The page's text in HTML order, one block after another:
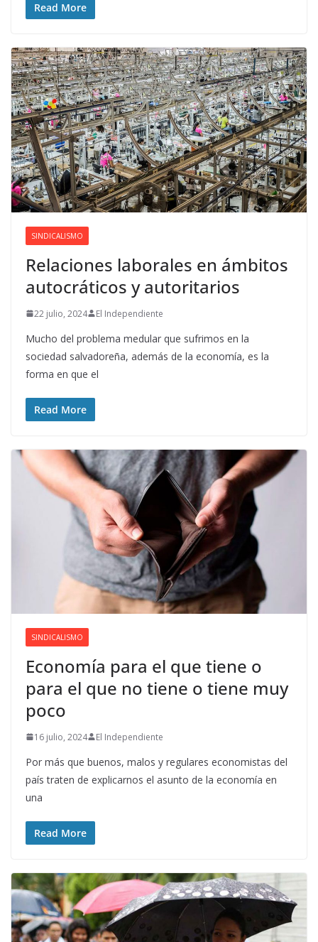
Read More
SINDICALISMO
Relaciones laborales en ámbitos
autocráticos y autoritarios
22 julio, 2024 El Independiente
Mucho del problema medular que sufrimos en la
sociedad salvadoreña, además de la economía, es la
forma en que el
Read More
SINDICALISMO
Economía para el que tiene o
para el que no tiene o tiene muy
poco
16 julio, 2024 El Independiente
Por más que buenos, malos y regulares economistas del
país traten de explicarnos el asunto de la economía en
una
Read More